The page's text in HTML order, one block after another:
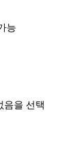
능
음을 선택